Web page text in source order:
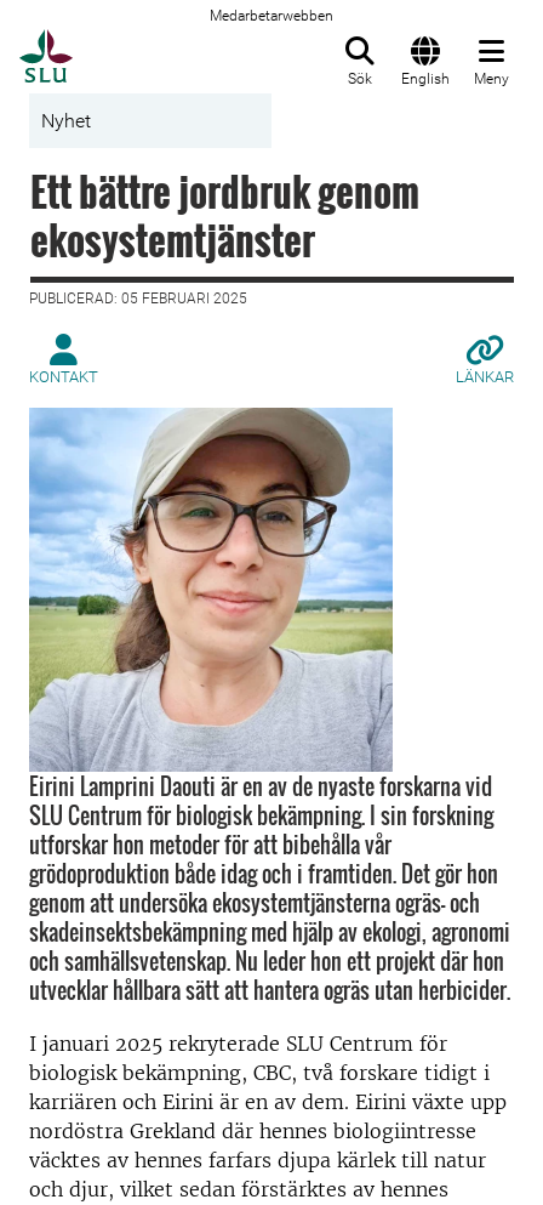
Medarbetarwebben
Sök English Meny
Nyhet
Ett bättre jordbruk genom
ekosystemtjänster
PUBLICERAD: 05 FEBRUARI 2025
KONTAKT LÄNKAR
Eirini Lamprini Daouti är en av de nyaste forskarna vid
SLU Centrum för biologisk bekämpning. I sin forskning
utforskar hon metoder för att bibehålla vår
grödoproduktion både idag och i framtiden. Det gör hon
genom att undersöka ekosystemtjänsterna ogräs- och
skadeinsektsbekämpning med hjälp av ekologi, agronomi
och samhällsvetenskap. Nu leder hon ett projekt där hon
utvecklar hållbara sätt att hantera ogräs utan herbicider.
I januari 2025 rekryterade SLU Centrum för
biologisk bekämpning, CBC, två forskare tidigt i
karriären och Eirini är en av dem. Eirini växte upp
nordöstra Grekland där hennes biologiintresse
väcktes av hennes farfars djupa kärlek till natur
och djur, vilket sedan förstärktes av hennes